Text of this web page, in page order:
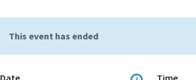
This event has ended